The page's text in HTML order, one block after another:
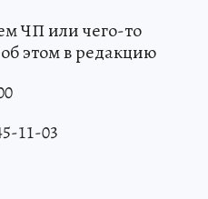
ЧП или чего-то
этом в редакцию
11-03